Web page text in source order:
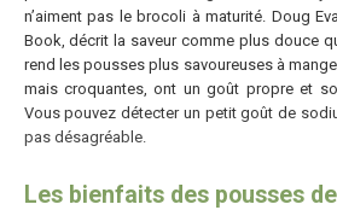
n’aiment pas le brocoli à maturité. Doug
Book, décrit la saveur comme plus douce
rend les pousses plus savoureuses à
mais croquantes, ont un goût propre et
Vous pouvez détecter un petit goût de
pas désagréable.
Les bienfaits des pousses